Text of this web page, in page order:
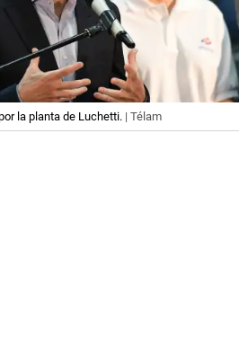
la planta de Luchetti. | Télam